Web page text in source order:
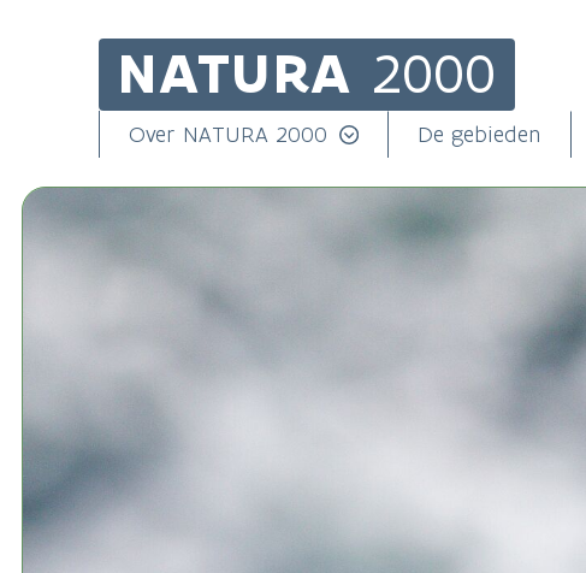
NATURA 2000
Main
navigation
Over NATURA 2000 De gebieden